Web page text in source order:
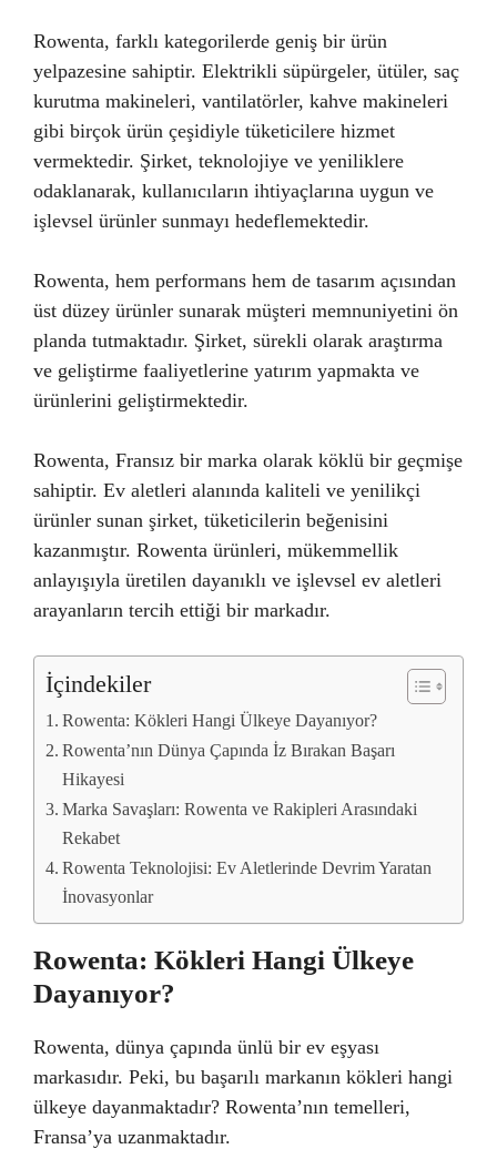
Rowenta, farklı kategorilerde geniş bir ürün
yelpazesine sahiptir. Elektrikli süpürgeler, ütüler, saç
kurutma makineleri, vantilatörler, kahve makineleri
gibi birçok ürün çeşidiyle tüketicilere hizmet
vermektedir. Şirket, teknolojiye ve yeniliklere
odaklanarak, kullanıcıların ihtiyaçlarına uygun ve
işlevsel ürünler sunmayı hedeflemektedir.
Rowenta, hem performans hem de tasarım açısından
üst düzey ürünler sunarak müşteri memnuniyetini ön
planda tutmaktadır. Şirket, sürekli olarak araştırma
ve geliştirme faaliyetlerine yatırım yapmakta ve
ürünlerini geliştirmektedir.
Rowenta, Fransız bir marka olarak köklü bir geçmişe
sahiptir. Ev aletleri alanında kaliteli ve yenilikçi
ürünler sunan şirket, tüketicilerin beğenisini
kazanmıştır. Rowenta ürünleri, mükemmellik
anlayışıyla üretilen dayanıklı ve işlevsel ev aletleri
arayanların tercih ettiği bir markadır.
İçindekiler
Rowenta: Kökleri Hangi Ülkeye Dayanıyor?
Rowenta’nın Dünya Çapında İz Bırakan Başarı
Hikayesi
Marka Savaşları: Rowenta ve Rakipleri Arasındaki
Rekabet
Rowenta Teknolojisi: Ev Aletlerinde Devrim Yaratan
İnovasyonlar
Rowenta: Kökleri Hangi Ülkeye
Dayanıyor?
Rowenta, dünya çapında ünlü bir ev eşyası
markasıdır. Peki, bu başarılı markanın kökleri hangi
ülkeye dayanmaktadır? Rowenta’nın temelleri,
Fransa’ya uzanmaktadır.